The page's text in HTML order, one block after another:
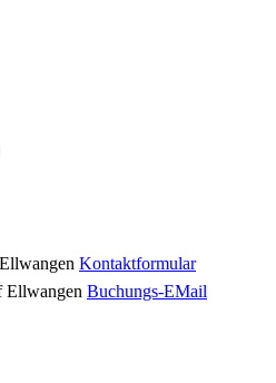
Kontaktformular
Buchungs-EMail